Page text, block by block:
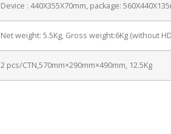
Device : 440X355X70mm, package:
Net weight: 5.5Kg, Gross weight:6Kg (without
2 pcs/CTN,570mm×290mm×490mm, 12.5Kg